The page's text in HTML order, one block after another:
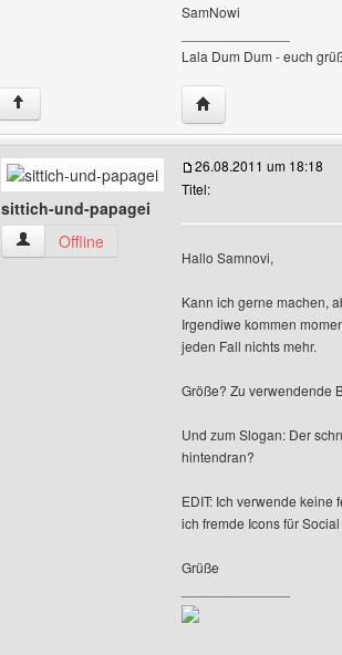
SamNowi
Lala Dum Dum - euch
↑ Website dieses
sittich-und-papagei
sittich-und-papagei Benutzer-Profile anzeigen
Offline
26.08.2011 um 18:18
Titel:
Hallo Samnovi,
Kann ich gerne machen,
Irgendiwe kommen
jeden Fall nichts mehr.
Größe? Zu verwendende
Und zum Slogan: Der
hintendran?
EDIT: Ich verwende
ich fremde Icons für
Grüße